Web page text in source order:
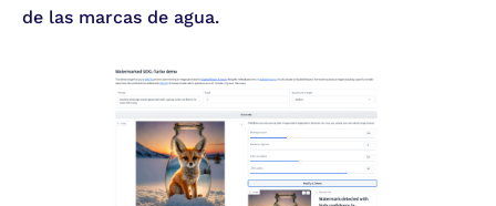
de las marcas de agua.